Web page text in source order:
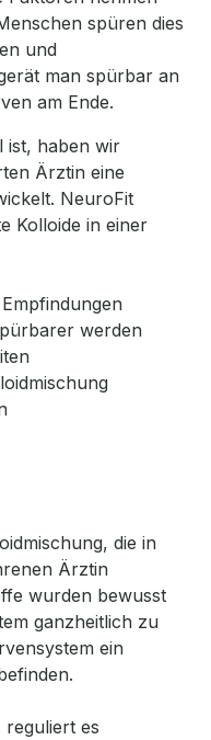
spüren dies
und
man spürbar an
am Ende.
ist, haben wir
Ärztin eine
NeuroFit
Kolloide in einer
werden
die in
Ärztin
wurden bewusst
ganzheitlich zu
ein
es